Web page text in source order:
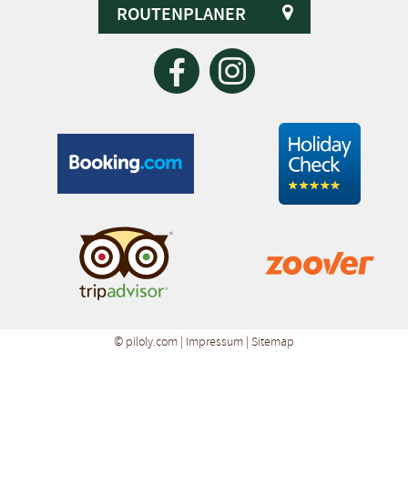
ROUTENPLANER
© piloly.com | Impressum | Sitemap